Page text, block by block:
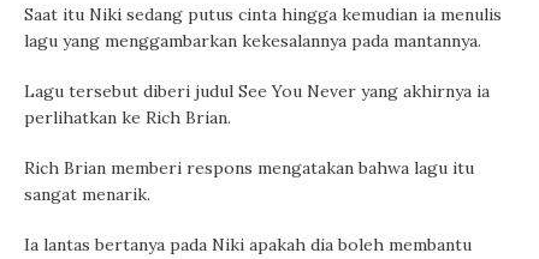
Saat itu Niki sedang putus cinta hingga kemudian ia menulis
lagu yang menggambarkan kekesalannya pada mantannya.
Lagu tersebut diberi judul See You Never yang akhirnya ia
perlihatkan ke Rich Brian.
Rich Brian memberi respons mengatakan bahwa lagu itu
sangat menarik.
Ia lantas bertanya pada Niki apakah dia boleh membantu